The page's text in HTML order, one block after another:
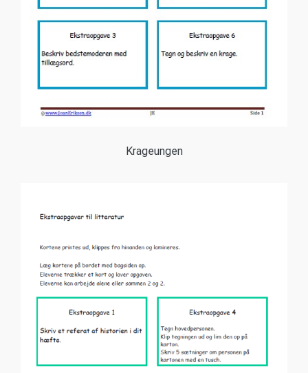
Krageungen